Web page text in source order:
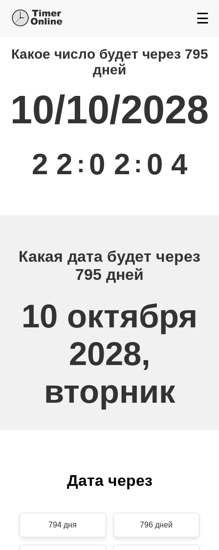
☰
Какой день будет через
Какое число будет через 795
дней
10/10/2028
2 2 : 0 2 : 0 4
Какая дата будет через
795 дней
10 октября
2028,
вторник
Дата через
794 дня 796 дней